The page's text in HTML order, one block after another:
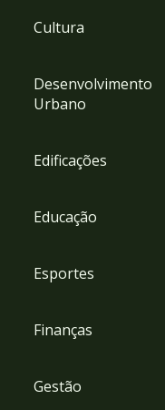
Cultura
Desenvolvimento
Urbano
Edificações
Educação
Esportes
Finanças
Gestão